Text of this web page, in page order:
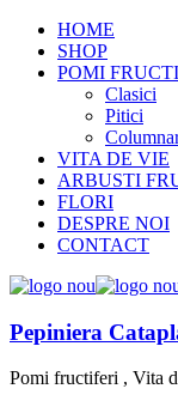
HOME
SHOP
POMI
Clasici
Pitici
VITA DE VIE
ARBUSTI
FLORI
DESPRE NOI
CONTACT
Pepiniera
Pomi fructiferi , Vita